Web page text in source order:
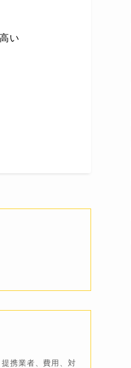
い
携業者、費用、対